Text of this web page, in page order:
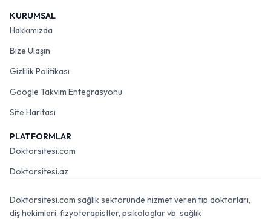
KURUMSAL
Hakkımızda
Bize Ulaşın
Gizlilik Politikası
Google Takvim Entegrasyonu
Site Haritası
PLATFORMLAR
Doktorsitesi.com
Doktorsitesi.az
Doktorsitesi.com sağlık sektöründe hizmet veren tıp doktorları,
diş hekimleri, fizyoterapistler, psikologlar vb. sağlık